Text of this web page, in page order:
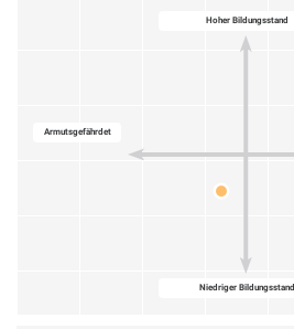
Hoher Bildungsstand
Niedriger Bildungsstand
Armutsgefährdet